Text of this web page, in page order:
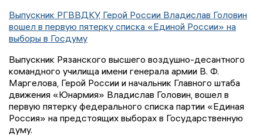
Выпускник РГВВДКУ, Герой России Владислав Головин
вошел в первую пятерку списка «Единой России» на
выборы в Госдуму
Выпускник Рязанского высшего воздушно-десантного
командного училища имени генерала армии В. Ф.
Маргелова, Герой России и начальник Главного штаба
движения «Юнармия» Владислав Головин, вошел в
первую пятерку федерального списка партии «Единая
Россия» на предстоящих выборах в Государственную
думу.